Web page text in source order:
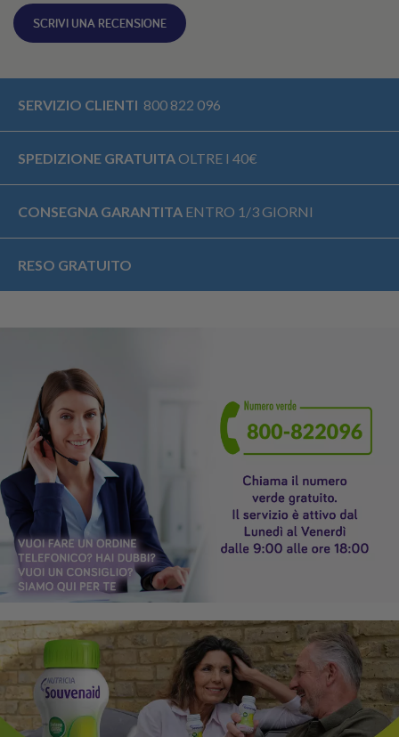
SCRIVI UNA RECENSIONE
SERVIZIO CLIENTI 800 822 096
SPEDIZIONE GRATUITAOLTRE I 40€
CONSEGNA GARANTITA ENTRO 1/3 GIORNI
RESO GRATUITO